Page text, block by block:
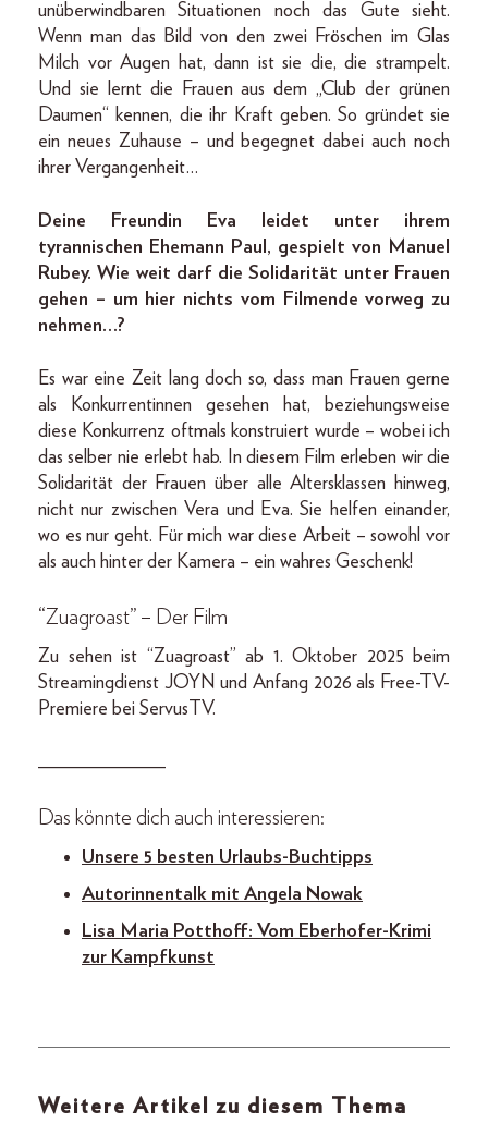
unüberwindbaren Situationen noch das Gute sieht.
Wenn man das Bild von den zwei Fröschen im Glas
Milch vor Augen hat, dann ist sie die, die strampelt.
Und sie lernt die Frauen aus dem „Club der grünen
Daumen“ kennen, die ihr Kraft geben. So gründet sie
ein neues Zuhause – und begegnet dabei auch noch
ihrer Vergangenheit…
Deine Freundin Eva leidet unter ihrem
tyrannischen Ehemann Paul, gespielt von Manuel
Rubey. Wie weit darf die Solidarität unter Frauen
gehen – um hier nichts vom Filmende vorweg zu
nehmen…?
Es war eine Zeit lang doch so, dass man Frauen gerne
als Konkurrentinnen gesehen hat, beziehungsweise
diese Konkurrenz oftmals konstruiert wurde – wobei ich
das selber nie erlebt hab. In diesem Film erleben wir die
Solidarität der Frauen über alle Altersklassen hinweg,
nicht nur zwischen Vera und Eva. Sie helfen einander,
wo es nur geht. Für mich war diese Arbeit – sowohl vor
als auch hinter der Kamera – ein wahres Geschenk!
“Zuagroast” – Der Film
Zu sehen ist “Zuagroast” ab 1. Oktober 2025 beim
Streamingdienst JOYN und Anfang 2026 als Free-TV-
Premiere bei ServusTV.
_____________
Das könnte dich auch interessieren:
Unsere 5 besten Urlaubs-Buchtipps
Autorinnentalk mit Angela Nowak
Lisa Maria Potthoff: Vom Eberhofer-Krimi
zur Kampfkunst
Weitere Artikel zu diesem Thema